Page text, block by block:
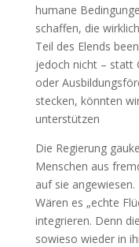
humane
schaffen, die
Teil des Elends
jedoch nicht – statt
oder
stecken, könnten
unterstützen
Die Regierung
Menschen aus
auf sie
Wären es „echte
integrieren. Denn
sowieso wieder in